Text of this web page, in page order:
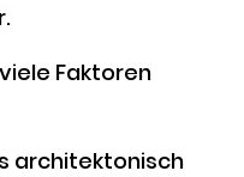
Faktoren
architektonisch